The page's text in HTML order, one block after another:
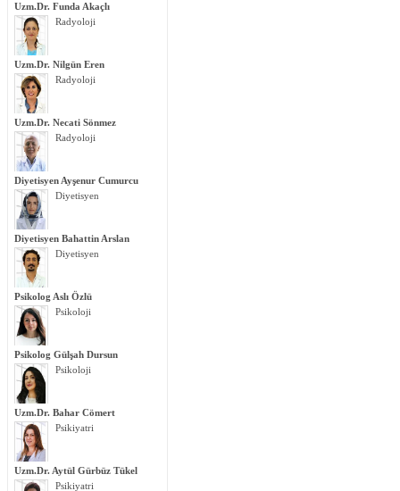
Uzm.Dr. Funda Akaçlı
Radyoloji
Uzm.Dr. Nilgün Eren
Radyoloji
Uzm.Dr. Necati Sönmez
Radyoloji
Diyetisyen Ayşenur Cumurcu
Diyetisyen
Diyetisyen Bahattin Arslan
Diyetisyen
Psikolog Aslı Özlü
Psikoloji
Psikolog Gülşah Dursun
Psikoloji
Uzm.Dr. Bahar Cömert
Psikiyatri
Uzm.Dr. Aytül Gürbüz Tükel
Psikiyatri